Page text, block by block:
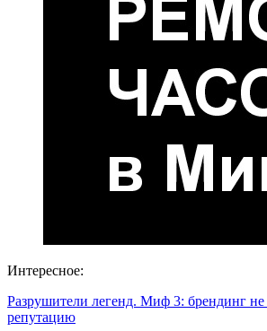
Интересное:
Разрушители легенд. Миф 3: брендинг не
репутацию